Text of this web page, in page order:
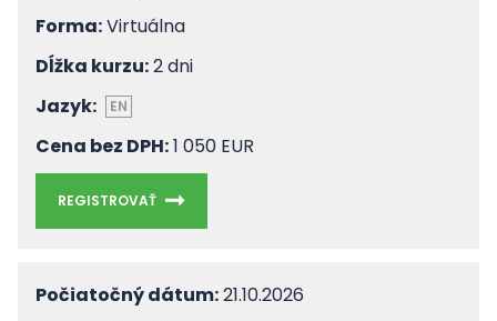
Forma:Virtuálna
Dĺžka kurzu:2 dni
Jazyk:
EN
Cena bez DPH:1 050 EUR
REGISTROVAŤ
Počiatočný dátum:21.10.2026